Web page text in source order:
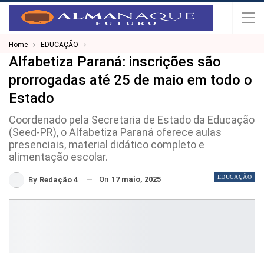
Home EDUCAÇÃO
Alfabetiza Paraná: inscrições são
prorrogadas até 25 de maio em todo o
Estado
Coordenado pela Secretaria de Estado da Educação
(Seed-PR), o Alfabetiza Paraná oferece aulas
presenciais, material didático completo e
alimentação escolar.
EDUCAÇÃO
By Redação 4 On 17 maio, 2025